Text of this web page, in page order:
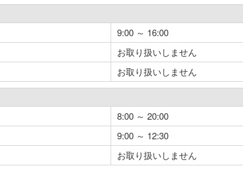
9:00 ～ 16:00
お取り扱いしません
お取り扱いしません
8:00 ～ 20:00
9:00 ～ 12:30
お取り扱いしません